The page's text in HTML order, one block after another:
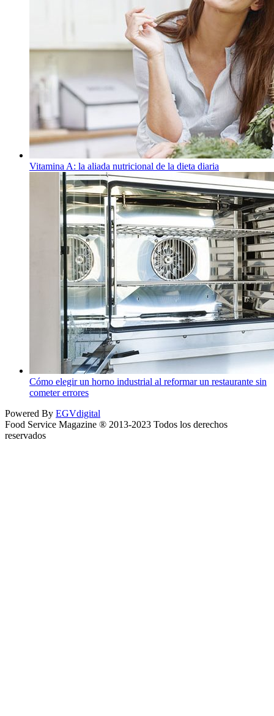
Vitamina A: la aliada nutricional de la dieta diaria
Cómo elegir un horno industrial al reformar un restaurante sin
cometer errores
Powered By EGVdigital
Food Service Magazine ® 2013-2023 Todos los derechos
reservados